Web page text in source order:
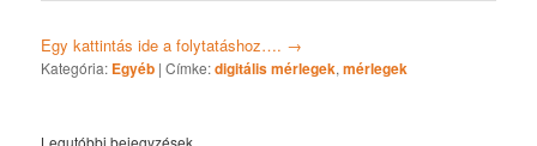
Egy kattintás ide a folytatáshoz…. →
Kategória: Egyéb |Címke:digitális mérlegek,mérlegek
Legutóbbi bejegyzések